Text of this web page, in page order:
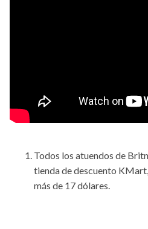
Todos los atuendos de
tienda de descuento
más de 17 dólares.